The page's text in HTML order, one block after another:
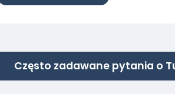
Często zadawane pytania o